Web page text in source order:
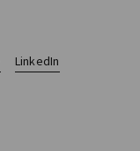
LinkedIn